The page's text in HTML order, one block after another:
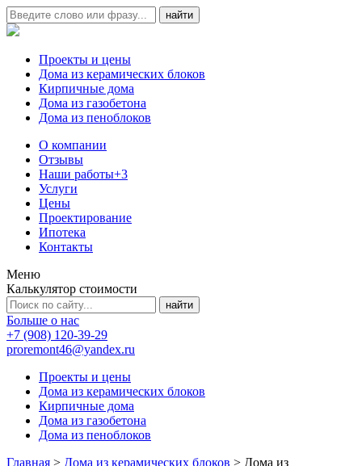
Проекты и цены
Дома из керамических блоков
Кирпичные дома
Дома из газобетона
Дома из пеноблоков
О компании
Отзывы
Наши работы+3
Услуги
Цены
Проектирование
Ипотека
Контакты
Меню
Калькулятор стоимости
Больше о нас
+7 (908) 120-39-29
proremont46@yandex.ru
Проекты и цены
Дома из керамических блоков
Кирпичные дома
Дома из газобетона
Дома из пеноблоков
Главная > Дома из керамических блоков > Дома из